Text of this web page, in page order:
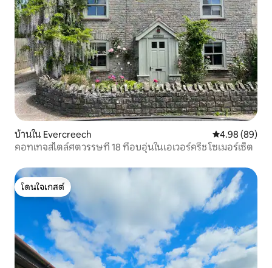
บ้านใน Evercreech คะแนนเฉลี่ย
4.98 (89)
คอทเทจสไตล์ศตวรรษที่ 18 ที่อบอุ่นในเอเวอร์ครีช โซเมอร์เซ็ต
โดนใจเกสต์
โดนใจเกสต์